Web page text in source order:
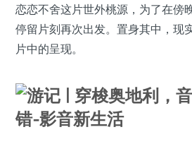
恋恋不舍这片世外桃源，为了在傍
停留片刻再次出发。置身其中，现
片中的呈现。